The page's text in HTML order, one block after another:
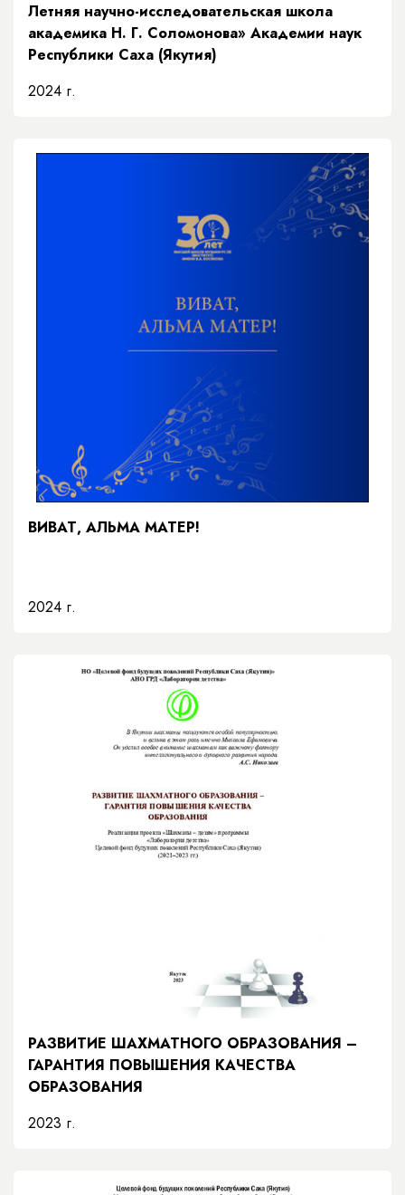
Летняя научно-исследовательская школа
академика Н. Г. Соломонова» Академии наук
Республики Саха (Якутия)
2024 г.
ВИВАТ, АЛЬМА МАТЕР!
2024 г.
РАЗВИТИЕ ШАХМАТНОГО ОБРАЗОВАНИЯ –
ГАРАНТИЯ ПОВЫШЕНИЯ КАЧЕСТВА
ОБРАЗОВАНИЯ
2023 г.